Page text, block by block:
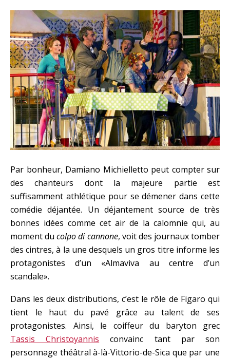
Par bonheur, Damiano Michielletto peut compter sur
des chanteurs dont la majeure partie est
suffisamment athlétique pour se démener dans cette
comédie déjantée. Un déjantement source de très
bonnes idées comme cet air de la calomnie qui, au
moment ducolpo di cannone, voit des journaux tomber
des cintres, à la une desquels un gros titre informe les
protagonistes d’un «Almaviva au centre d’un
scandale».
Dans les deux distributions, c’est le rôle de Figaro qui
tient le haut du pavé grâce au talent de ses
protagonistes. Ainsi, le coiffeur du baryton grec
Tassis Christoyannis convainc tant par son
personnage théâtral à-là-Vittorio-de-Sica que par une